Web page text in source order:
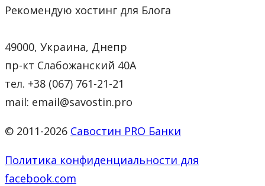
Рекомендую хостинг для Блога
49000, Украина, Днепр
пр-кт Слабожанский 40А
тел. +38 (067) 761-21-21
mail: email@savostin.pro
© 2011-2026 Савостин PRO Банки
Политика конфиденциальности для
facebook.com